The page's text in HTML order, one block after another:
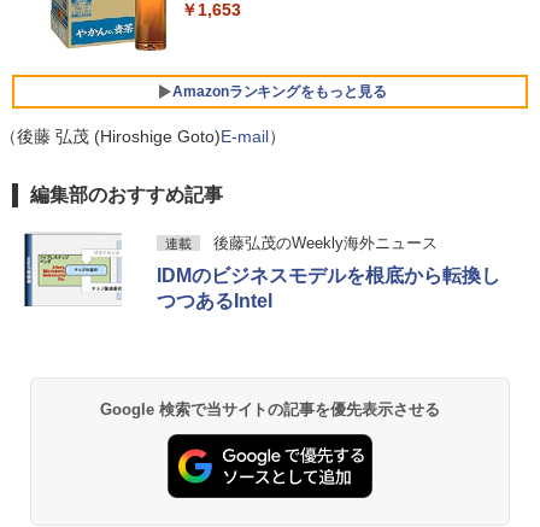
タブレットPC 13.3インチ SSD128GB メ
3 ノートパソコン 中古 PC パソコン 中古
ノートPC 中古ノート 最大SSD512GB
￥24,800
5
【中古】【モニターにムラあり・激安ご
奉仕】 ノートパソコン / DELL Latitude
3520 / 第11世代Corei5 / SSD256GB / メ
モリー8GB / Windows11 / USB / micro
SD / type-C / Bluetooth / HDMI / ACア
￥29,800
5
「楽天ランキング1位」 デスクトップパ
5 i7-14700F｜ SSD 256GB～2TB｜メモ
2年保証 激安 高性能 ゲーム 本体のみ PC
高スペッ 初期設定済み
￥45,700
￥8,980
モバイルモニター 10.5インチ FHD1280P
モバイルディスプレイ 高輝度400nits 10
0%sRGB 超軽量260g 極細ベゼル ポータ
電話/PC/Mac対応
￥8,999
Xiaomi シャオミ REDMI Buds 8 Lite ワイヤ
￥2,980
￥1,653
Amazonランキングをもっと見る
薬屋のひとりごと 17巻 (デジタル版ビッグガ
ンガンコミックス)
￥770
￥832
HUNTER×HUNTER モノクロ版 39 (ジャンプ
（後藤 弘茂 (Hiroshige Goto)E-mail）
編集部のおすすめ記事
連載 後藤弘茂のWeekly海外ニュース
IDMのビジネスモデルを根底から転換し
つつあるIntel
Google 検索で当サイトの記事を優先表示させる